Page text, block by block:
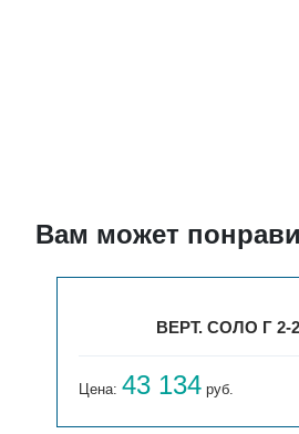
Вам может
ВЕРТ. СОЛО Г 2-
Цена:43 134 руб.